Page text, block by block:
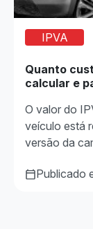
IPVA
Quanto
calcular e
O valor do
veículo está
versão da
Publicado